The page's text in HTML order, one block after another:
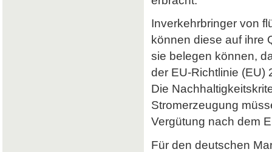
Inverkehrbringer von
können diese auf ihre
sie belegen können,
der EU-Richtlinie (EU)
Die
Stromerzeugung
Vergütung nach dem
Für den deutschen